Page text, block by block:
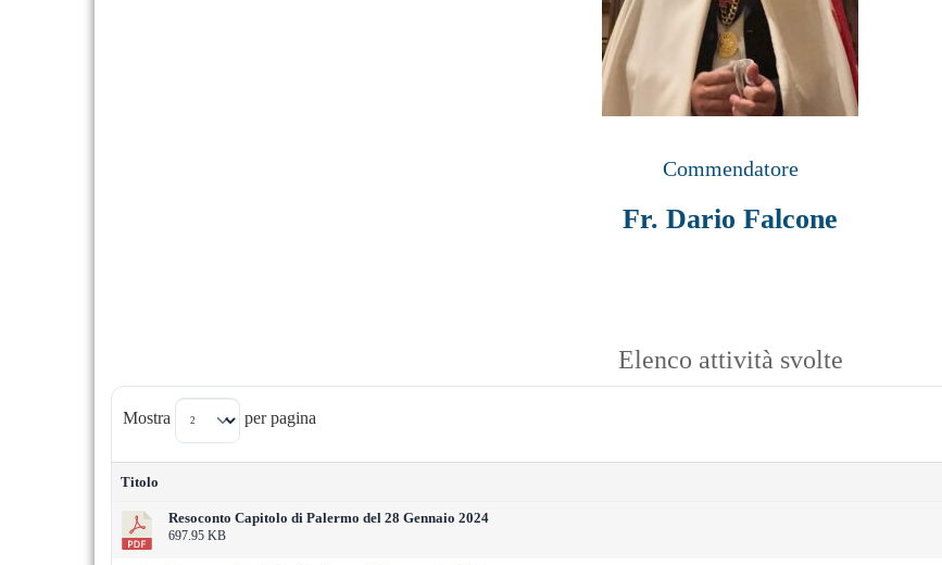
Commendatore
Fr. Dario Falcone
Elenco attività svolte
Mostra per pagina
Titolo
Resoconto Capitolo di Palermo del 28 Gennaio 2024
697.95 KB